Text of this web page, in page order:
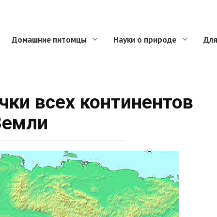
Домашние питомцы Науки о природе
всех континентов